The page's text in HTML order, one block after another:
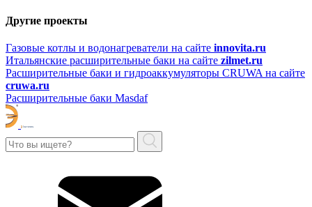
Другие проекты
Газовые котлы и водонагреватели на сайте innovita.ru
Итальянские расширительные баки на сайте zilmet.ru
Расширительные баки и гидроаккумуляторы CRUWA на сайте
cruwa.ru
Расширительные баки Masdaf